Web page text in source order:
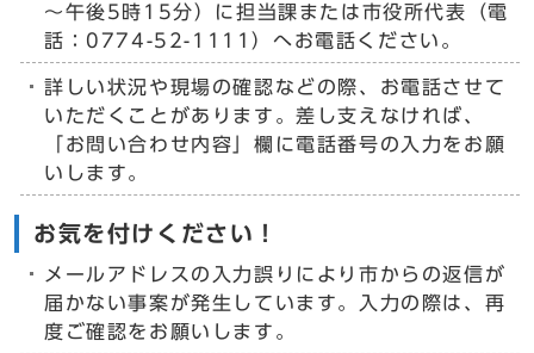
～午後5時15分）に担当課または市役所代表（電
話：0774-52-1111）へお電話ください。
詳しい状況や現場の確認などの際、お電話させて
いただくことがあります。差し支えなければ、
「お問い合わせ内容」欄に電話番号の入力をお願
いします。
お気を付けください！
メールアドレスの入力誤りにより市からの返信が
届かない事案が発生しています。入力の際は、再
度ご確認をお願いします。